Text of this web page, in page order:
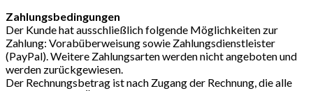
Zahlungsbedingungen
Der Kunde hat ausschließlich folgende Möglichkeiten zur
Zahlung: Vorabüberweisung sowie Zahlungsdienstleister
(PayPal). Weitere Zahlungsarten werden nicht angeboten und
werden zurückgewiesen.
Der Rechnungsbetrag ist nach Zugang der Rechnung, die alle